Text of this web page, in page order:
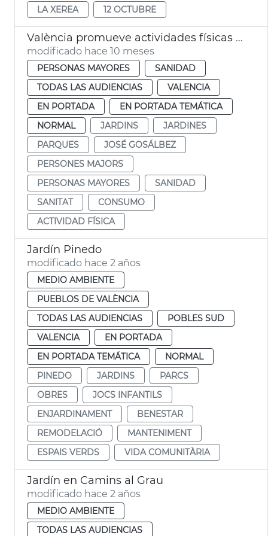
LA XEREA 12 OCTUBRE
València promueve actividades físicas al aire libre para adultos
modificado hace 10 meses
PERSONAS MAYORES
SANIDAD
TODAS LAS AUDIENCIAS
VALENCIA
EN PORTADA
EN PORTADA TEMÁTICA
NORMAL
JARDINS
JARDINES
PARQUES
JOSÉ GOSÁLBEZ
PERSONES MAJORS
PERSONAS MAYORES
SANIDAD
SANITAT
CONSUMO
ACTIVIDAD FÍSICA
Jardín Pinedo
modificado hace 2 años
MEDIO AMBIENTE
PUEBLOS DE VALÈNCIA
TODAS LAS AUDIENCIAS
POBLES SUD
VALENCIA
EN PORTADA
EN PORTADA TEMÁTICA
NORMAL
PINEDO
JARDINS
PARCS
OBRES
JOCS INFANTILS
ENJARDINAMENT
BENESTAR
REMODELACIÓ
MANTENIMENT
ESPAIS VERDS
VIDA COMUNITÀRIA
Jardín en Camins al Grau
modificado hace 2 años
MEDIO AMBIENTE
TODAS LAS AUDIENCIAS